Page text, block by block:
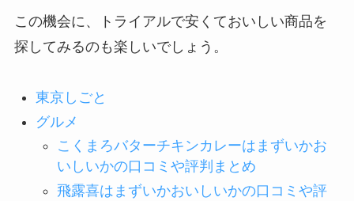
この機会に、トライアルで安くておいしい商品を
探してみるのも楽しいでしょう。
東京しごと
グルメ
こくまろバターチキンカレーはまずいかお
いしいかの口コミや評判まとめ
飛露喜はまずいかおいしいかの口コミや評